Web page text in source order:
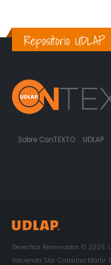
Repositorio UDLAP
Sobre ConTEXTO UDLAP
Derechos Reservados © 2026.
hacienda Sta. Catarina Mártir